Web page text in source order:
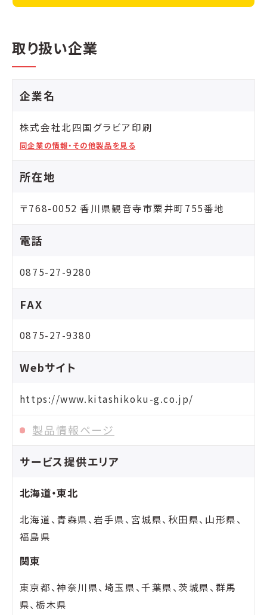
取り扱い企業
企業名
株式会社北四国グラビア印刷
同企業の情報・その他製品を見る
所在地
〒768-0052 香川県観音寺市粟井町755番地
電話
0875-27-9280
FAX
0875-27-9380
Webサイト
https://www.kitashikoku-g.co.jp/
製品情報ページ
サービス提供エリア
北海道・東北
北海道、青森県、岩手県、宮城県、秋田県、山形県、
福島県
関東
東京都、神奈川県、埼玉県、千葉県、茨城県、群馬
県、栃木県